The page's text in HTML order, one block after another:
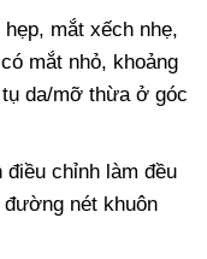
mắt xếch nhẹ,
mắt nhỏ, khoảng
da/mỡ thừa ở góc
chỉnh làm đều
nét khuôn